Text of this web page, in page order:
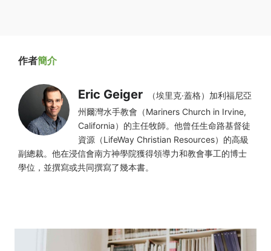
作者簡介
Eric Geiger
（埃里克·蓋格）加利福尼亞
州爾灣水手教會（Mariners Church in Irvine,
California）的主任牧師。他曾任生命路基督徒
資源（LifeWay Christian Resources）的高級
副總裁。他在浸信會南方神學院獲得領導力和教會事工的博士
學位，並撰寫或共同撰寫了幾本書。